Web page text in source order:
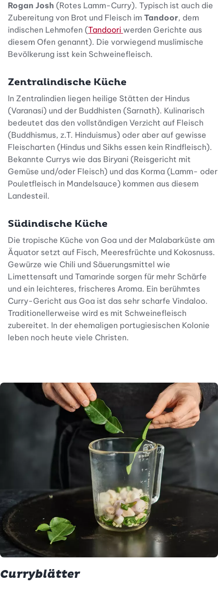
Rogan Josh (Rotes Lamm-Curry). Typisch ist auch die
Zubereitung von Brot und Fleisch im Tandoor, dem
indischen Lehmofen (Tandoori werden Gerichte aus
diesem Ofen genannt). Die vorwiegend muslimische
Bevölkerung isst kein Schweinefleisch.
Zentralindische Küche
In Zentralindien liegen heilige Stätten der Hindus
(Varanasi) und der Buddhisten (Sarnath). Kulinarisch
bedeutet das den vollständigen Verzicht auf Fleisch
(Buddhismus, z.T. Hinduismus) oder aber auf gewisse
Fleischarten (Hindus und Sikhs essen kein Rindfleisch).
Bekannte Currys wie das Biryani (Reisgericht mit
Gemüse und/oder Fleisch) und das Korma (Lamm- oder
Pouletfleisch in Mandelsauce) kommen aus diesem
Landesteil.
Südindische Küche
Die tropische Küche von Goa und der Malabarküste am
Äquator setzt auf Fisch, Meeresfrüchte und Kokosnuss.
Gewürze wie Chili und Säuerungsmittel wie
Limettensaft und Tamarinde sorgen für mehr Schärfe
und ein leichteres, frischeres Aroma. Ein berühmtes
Curry-Gericht aus Goa ist das sehr scharfe Vindaloo.
Traditionellerweise wird es mit Schweinefleisch
zubereitet. In der ehemaligen portugiesischen Kolonie
leben noch heute viele Christen.
Curryblätter